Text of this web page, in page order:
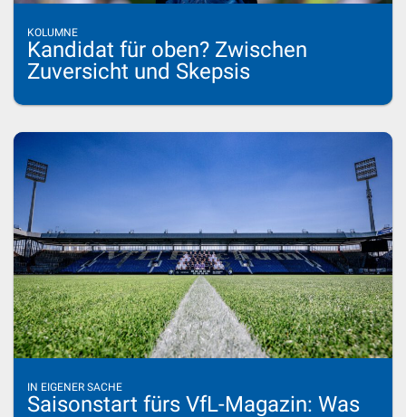
KOLUMNE
Kandidat für oben? Zwischen
Zuversicht und Skepsis
IN EIGENER SACHE
Saisonstart fürs VfL-Magazin: Was